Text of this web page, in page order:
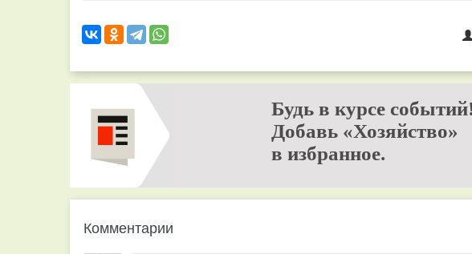
Будь в курсе событий!
Добавь «Хозяйство»
в избранное.
Комментарии